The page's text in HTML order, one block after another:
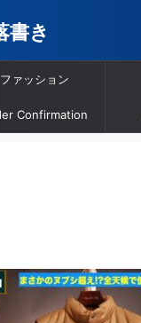
書き
ファッション
Confirmation